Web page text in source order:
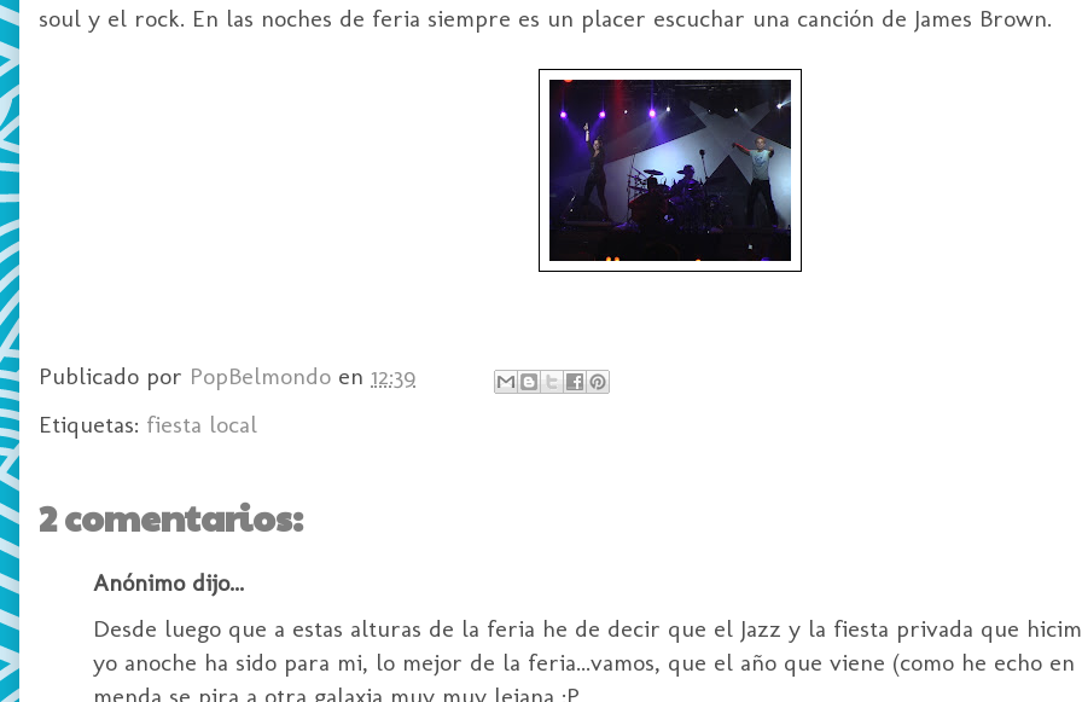
soul y el rock. En las noches de feria siempre es un placer escuchar una canción de James Brown.
Publicado por PopBelmondo en 12:39
Etiquetas: fiesta local
2 comentarios:
Anónimo dijo...
Desde luego que a estas alturas de la feria he de decir que el Jazz y la fiesta privada que
yo anoche ha sido para mi, lo mejor de la feria...vamos, que el año que viene (como he echo
menda se pira a otra galaxia muy muy lejana :P